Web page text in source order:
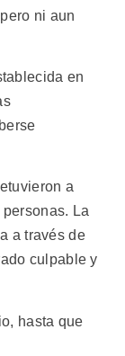
ni aun
en
a
La
a través de
culpable y
hasta que